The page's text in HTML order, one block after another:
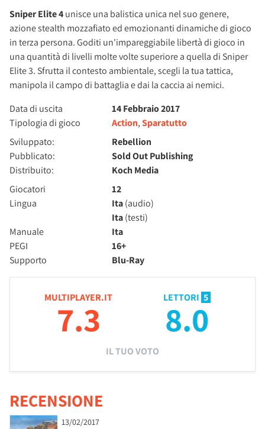
Sniper Elite 4unisce una balistica unica nel suo genere,
azione stealth mozzafiato ed emozionanti dinamiche di gioco
in terza persona. Goditi un'impareggiabile libertà di gioco in
una quantità di livelli molte volte superiore a quella di Sniper
Elite 3. Sfrutta il contesto ambientale, scegli la tua tattica,
manipola il campo di battaglia e dai la caccia ai nemici.
Data di uscita
14 Febbraio 2017
Tipologia di gioco
Action,Sparatutto
Sviluppato:
Rebellion
Pubblicato:
Sold Out Publishing
Distribuito:
Koch Media
Giocatori
12
Lingua
Ita(audio)
Ita(testi)
Manuale
Ita
PEGI
16+
Supporto
Blu-Ray
MULTIPLAYER.IT
7.3
LETTORI 5
8.0
IL TUO VOTO
RECENSIONE
13/02/2017